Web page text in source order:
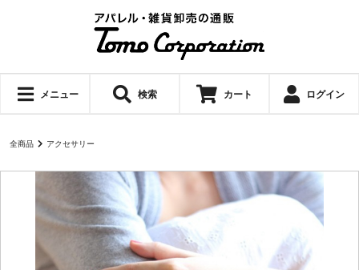
メニュー 検索 カート ログイン
全商品 アクセサリー